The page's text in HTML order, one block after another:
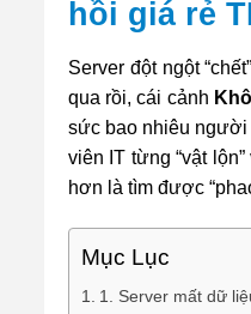
hồi giá rẻ
Server đột ngột
qua rồi, cái cảnh
sức bao nhiêu người
viên IT từng “vật
hơn là tìm được
Mục Lục
1. Server mất dữ